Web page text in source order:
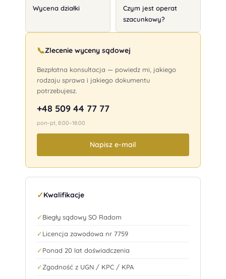
Wycena działki
Czym jest operat
szacunkowy?
📞Zlecenie wyceny sądowej
Bezpłatna konsultacja — powiedz mi, jakiego
rodzaju sprawa i jakiego dokumentu
potrzebujesz.
+48 509 44 77 77
pon–pt, 8:00–18:00
Napisz e-mail
✓Kwalifikacje
✓Biegły sądowy SO Radom
✓Licencja zawodowa nr 7759
✓Ponad 20 lat doświadczenia
✓Zgodność z UGN / KPC / KPA